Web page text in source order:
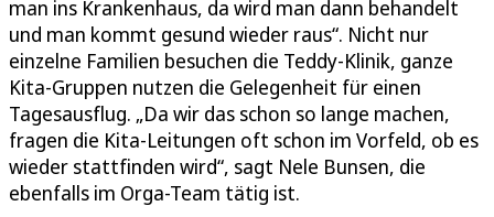
man ins Krankenhaus, da wird man dann behandelt
und man kommt gesund wieder raus“. Nicht nur
einzelne Familien besuchen die Teddy-Klinik, ganze
Kita-Gruppen nutzen die Gelegenheit für einen
Tagesausflug. „Da wir das schon so lange machen,
fragen die Kita-Leitungen oft schon im Vorfeld, ob es
wieder stattfinden wird“, sagt Nele Bunsen, die
ebenfalls im Orga-Team tätig ist.